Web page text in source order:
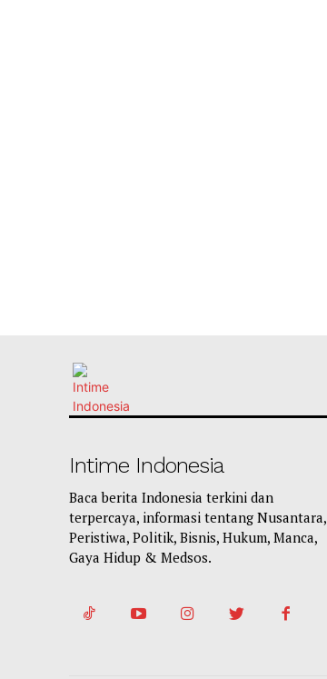
Intime Indonesia
Baca berita Indonesia terkini dan
terpercaya, informasi tentang Nusantara,
Peristiwa, Politik, Bisnis, Hukum, Manca,
Gaya Hidup & Medsos.